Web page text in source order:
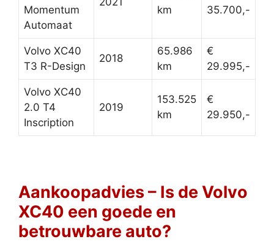
Momentum
Automaat
km
35.700,-
Volvo XC40
T3 R-Design
2018
65.986
km
€
29.995,-
Volvo XC40
2.0 T4
Inscription
2019
153.525
km
€
29.950,-
Aankoopadvies – Is de Volvo
XC40 een goede en
betrouwbare auto?